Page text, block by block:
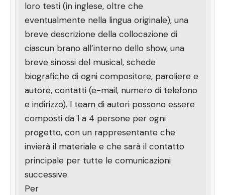
loro testi (in inglese, oltre che
eventualmente nella lingua originale), una
breve descrizione della collocazione di
ciascun brano all’interno dello show, una
breve sinossi del musical, schede
biografiche di ogni compositore, paroliere e
autore, contatti (e-mail, numero di telefono
e indirizzo). I team di autori possono essere
composti da 1 a 4 persone per ogni
progetto, con un rappresentante che
invierà il materiale e che sarà il contatto
principale per tutte le comunicazioni
successive.
Per